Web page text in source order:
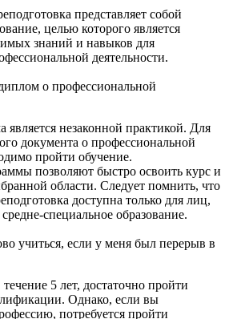
представляет собой
целью которого является
знаний и навыков для
деятельности.
о профессиональной
незаконной практикой. Для
документа о профессиональной
пройти обучение.
позволяют быстро освоить курс и
области. Следует помнить, что
доступна только для лиц,
специальное образование.
учиться, если у меня был перерыв в
5 лет, достаточно пройти
Однако, если вы
потребуется пройти